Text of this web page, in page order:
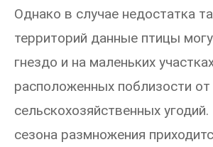
Однако в случае недостатка
территорий данные птицы
гнездо и на маленьких
расположенных поблизости от
сельскохозяйственных
сезона размножения